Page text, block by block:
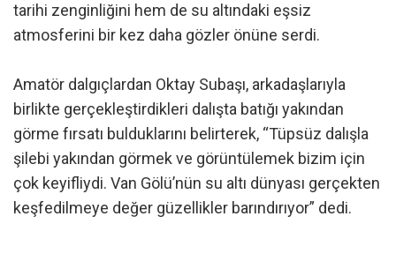
tarihi zenginliğini hem de su altındaki eşsiz
atmosferini bir kez daha gözler önüne serdi.
Amatör dalgıçlardan Oktay Subaşı, arkadaşlarıyla
birlikte gerçekleştirdikleri dalışta batığı yakından
görme fırsatı bulduklarını belirterek, “Tüpsüz dalışla
şilebi yakından görmek ve görüntülemek bizim için
çok keyifliydi. Van Gölü’nün su altı dünyası gerçekten
keşfedilmeye değer güzellikler barındırıyor” dedi.